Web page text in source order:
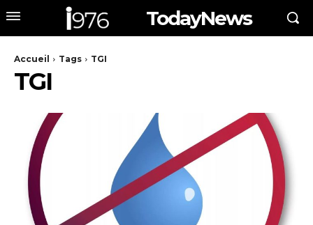
TodayNews
Accueil Tags TGI
TGI